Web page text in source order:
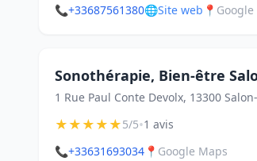
📞+33687561380🌐Site web 📍
Sonothérapie, Bien-être
1 Rue Paul Conte Devolx, 13300
★★★★★5/5•1 avis
📞+33631693034 📍 Google Maps